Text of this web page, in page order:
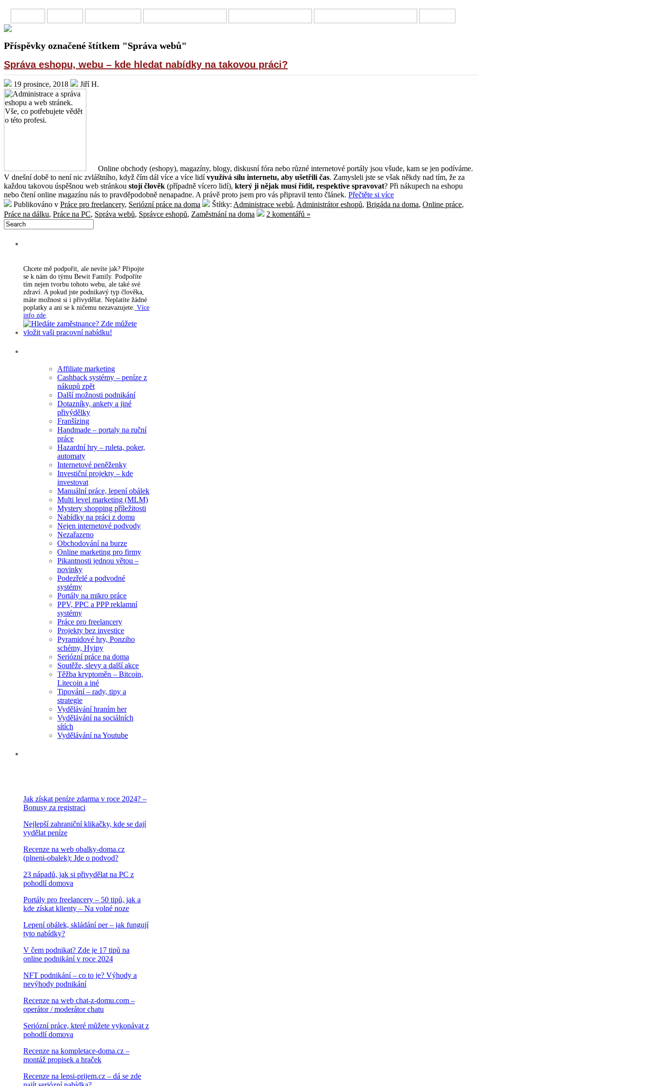
Příspěvky označené štítkem "Správa webů"
Správa eshopu, webu – kde hledat nabídky na takovou práci?
19 prosince, 2018 Jiří H.
Online obchody (eshopy), magazíny, blogy, diskusní fóra nebo různé internetové portály jsou všude, kam se jen podíváme.
V dnešní době to není nic zvláštního, když čím dál více a více lidívyužívá sílu internetu, aby ušetřili čas. Zamysleli jste se však někdy nad tím, že za
každou takovou úspěšnou web stránkou stojí člověk (případně vícero lidí), který ji nějak musí řídit, respektive spravovat? Při nákupech na eshopu
nebo čtení online magazínu nás to pravděpodobně nenapadne. A právě proto jsem pro vás připravil tento článek. Přečtěte si více
Publikováno v Práce pro freelancery, Seriózní práce na doma Štítky: Administrace webů, Administrátor eshopů, Brigáda na doma, Online práce,
Práce na dálku, Práce na PC, Správa webů, Správce eshopů, Zaměstnání na doma 2 komentářů »
Chcete mě podpořit, ale nevíte jak? Připojte
se k nám do týmu Bewit Family. Podpoříte
tím nejen tvorbu tohoto webu, ale také své
zdraví. A pokud jste podnikavý typ člověka,
máte možnost si i přivydělat. Neplatíte žádné
poplatky a ani se k ničemu nezavazujete. Více
info zde.
Affiliate marketing
Cashback systémy – peníze z
nákupů zpět
Další možnosti podnikání
Dotazníky, ankety a jiné
přivýdělky
Franšízing
Handmade – portaly na ruční
práce
Hazardní hry – ruleta, poker,
automaty
Internetové peněženky
Investiční projekty – kde
investovat
Manuální práce, lepení obálek
Multi level marketing (MLM)
Mystery shopping příležitosti
Nabídky na práci z domu
Nejen internetové podvody
Nezařazeno
Obchodování na burze
Online marketing pro firmy
Pikantnosti jednou větou –
novinky
Podezřelé a podvodné
systémy
Portály na mikro práce
PPV, PPC a PPP reklamní
systémy
Práce pro freelancery
Projekty bez investice
Pyramidové hry, Ponziho
schémy, Hyipy
Seriózní práce na doma
Soutěže, slevy a další akce
Těžba kryptoměn – Bitcoin,
Litecoin a iné
Tipování – rady, tipy a
strategie
Vydělávání hraním her
Vydělávání na sociálních
sítích
Vydělávání na Youtube
Jak získat peníze zdarma v roce 2024? –
Bonusy za registraci
Nejlepší zahraniční klikačky, kde se dají
vydělat peníze
Recenze na web obalky-doma.cz
(plneni-obalek): Jde o podvod?
23 nápadů, jak si přivydělat na PC z
pohodlí domova
Portály pro freelancery – 50 tipů, jak a
kde získat klienty – Na volné noze
Lepení obálek, skládání per – jak fungují
tyto nabídky?
V čem podnikat? Zde je 17 tipů na
online podnikání v roce 2024
NFT podnikání – co to je? Výhody a
nevýhody podnikání
Recenze na web chat-z-domu.com –
operátor / moderátor chatu
Seriózní práce, které můžete vykonávat z
pohodlí domova
Recenze na kompletace-doma.cz –
montáž propisek a hraček
Recenze na lepsi-prijem.cz – dá se zde